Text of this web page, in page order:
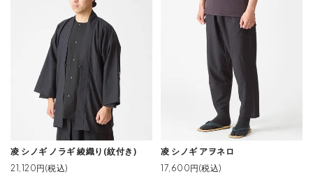
凌 シノギ ノラギ 綾織り(紋付き)
21,120円(税込)
凌 シノギ アヲネロ
17,600円(税込)